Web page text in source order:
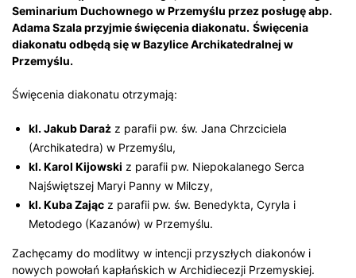
Seminarium Duchownego w Przemyślu przez posługę abp.
Adama Szala przyjmie święcenia diakonatu. Święcenia
diakonatu odbędą się w Bazylice Archikatedralnej w
Przemyślu.
Święcenia diakonatu otrzymają:
kl. Jakub Daraż z parafii pw. św. Jana Chrzciciela
(Archikatedra) w Przemyślu,
kl. Karol Kijowski z parafii pw. Niepokalanego Serca
Najświętszej Maryi Panny w Milczy,
kl. Kuba Zając z parafii pw. św. Benedykta, Cyryla i
Metodego (Kazanów) w Przemyślu.
Zachęcamy do modlitwy w intencji przyszłych diakonów i
nowych powołań kapłańskich w Archidiecezji Przemyskiej.